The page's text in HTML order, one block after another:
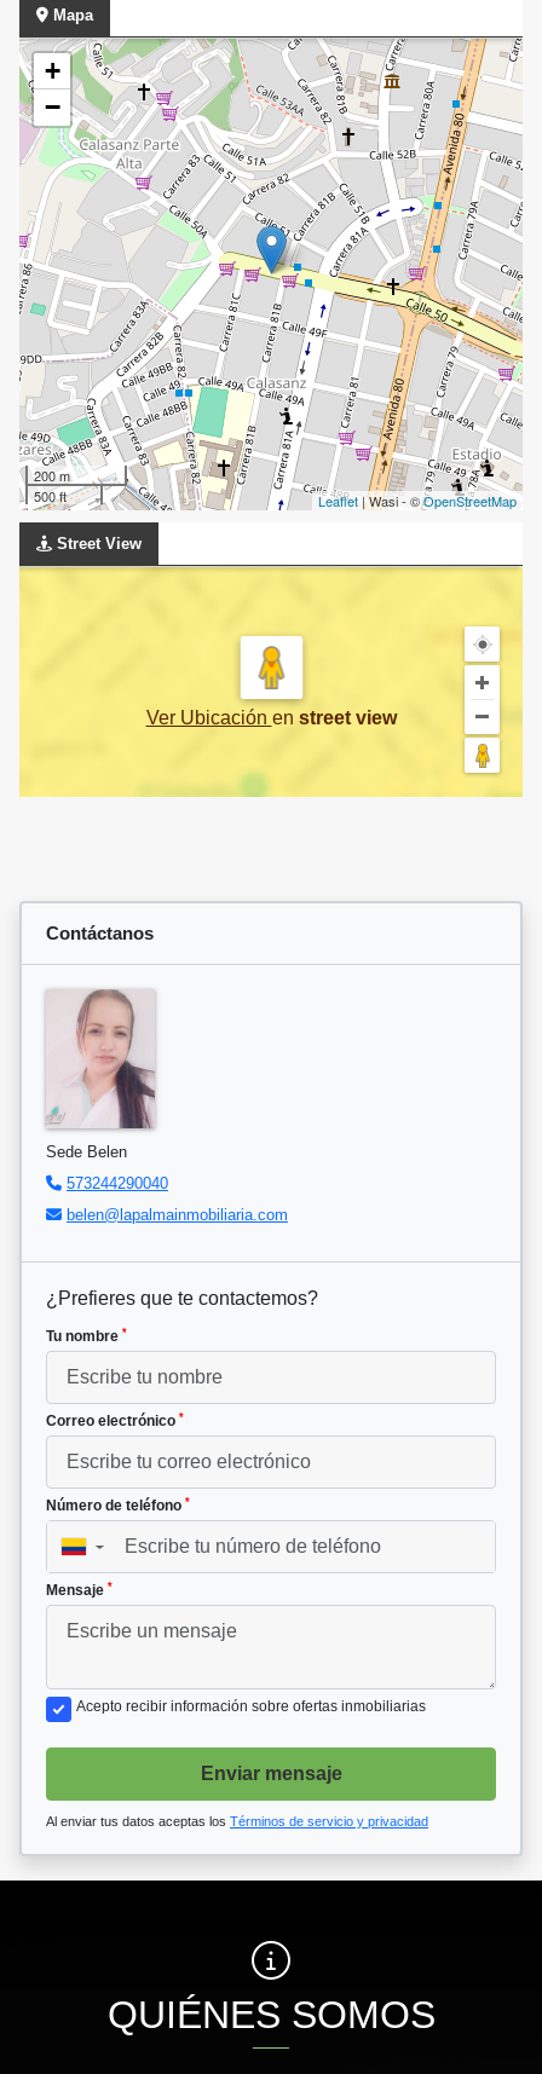
Mapa
+
−
200 m
500 ft
Leaflet | Wasi - ©OpenStreetMap
Street View
Ver Ubicación en street view
Contáctanos
Sede Belen
573244290040
belen@lapalmainmobiliaria.com
¿Prefieres que te contactemos?
Tu nombre *
Correo electrónico *
Número de teléfono *
▼
Mensaje *
Acepto recibir información sobre ofertas inmobiliarias
Enviar mensaje
Al enviar tus datos aceptas los Términos de servicio y privacidad
QUIÉNES SOMOS